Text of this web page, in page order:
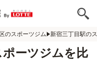
のスポーツジム 新宿三丁目駅の
ーツジムを比